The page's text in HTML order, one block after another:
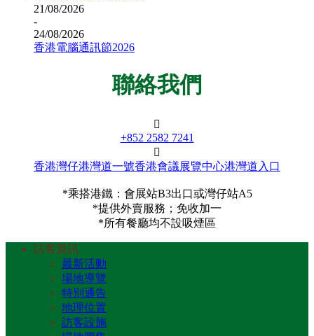
21/08/2026
-
24/08/2026
香港電腦通訊節2026
聯絡我們
+852 2582 7241
香港灣仔港灣道一號香港會議展覽中心港灣道入口
*乘搭港鐵：會展站B3出口或灣仔站A5
*提供外賣服務；免收加一
*所有餐廳均不設吸煙區
訪客資訊
最新活動
場地導覽
特別通告
地理位置
訪客設施